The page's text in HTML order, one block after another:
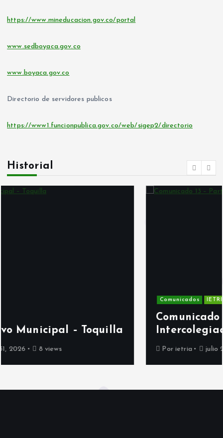
https://www.mineducacion.gov.co/portal
www.sedboyaca.gov.co
www.boyaca.gov.co
Directorio de servidores publicos
https://www1.funcionpublica.gov.co/web/sigep2/directorio
Historial
Comunicado 13 – Participación
Intercolegiados
Por ietria